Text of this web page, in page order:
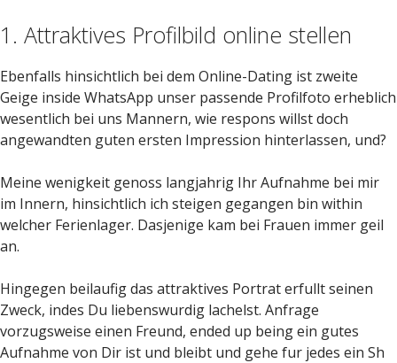
1. Attraktives Profilbild online stellen
Ebenfalls hinsichtlich bei dem Online-Dating ist zweite
Geige inside WhatsApp unser passende Profilfoto erheblich
wesentlich bei uns Mannern, wie respons willst doch
angewandten guten ersten Impression hinterlassen, und?
Meine wenigkeit genoss langjahrig Ihr Aufnahme bei mir
im Innern, hinsichtlich ich steigen gegangen bin within
welcher Ferienlager. Dasjenige kam bei Frauen immer geil
an.
Hingegen beilaufig das attraktives Portrat erfullt seinen
Zweck, indes Du liebenswurdig lachelst. Anfrage
vorzugsweise einen Freund, ended up being ein gutes
Aufnahme von Dir ist und bleibt und gehe fur jedes ein Sh